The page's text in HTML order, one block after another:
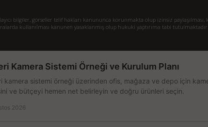
bilgiler, görseller telif hakları kanununca korunmakta olup izinsiz paylaşılması,
kullanılması kanunen yasaklanmış olup hukuki yaptırıma tabi tutulmaktadır.
Kamera Sistemi Örneği ve Kurulum Planı
kamera sistemi örneği üzerinden ofis, mağaza ve depo için
ve bütçeyi hemen net belirleyin ve doğru ürünleri seçin.
2026